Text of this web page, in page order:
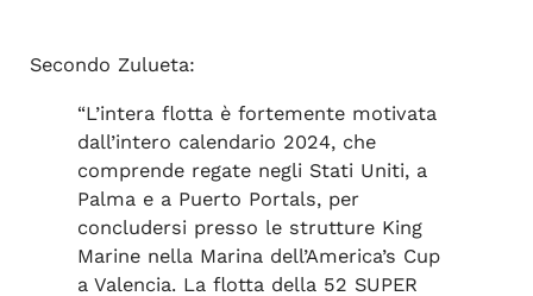
Secondo Zulueta:
“L’intera flotta è fortemente motivata
dall’intero calendario 2024, che
comprende regate negli Stati Uniti, a
Palma e a Puerto Portals, per
concludersi presso le strutture King
Marine nella Marina dell’America’s Cup
a Valencia. La flotta della 52 SUPER